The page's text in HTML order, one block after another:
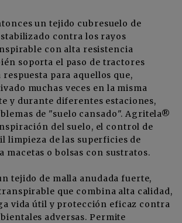
un tejido cubresuelo de
contra los rayos
con alta resistencia
soporta el paso de tractores
respuesta para aquellos que,
muchas veces en la misma
y durante diferentes estaciones,
de "suelo cansado". Agritela®
del suelo, el control de
limpieza de las superficies de
macetas o bolsas con sustratos.
tejido de malla anudada fuerte,
que combina alta calidad,
vida útil y protección eficaz contra
adversas. Permite